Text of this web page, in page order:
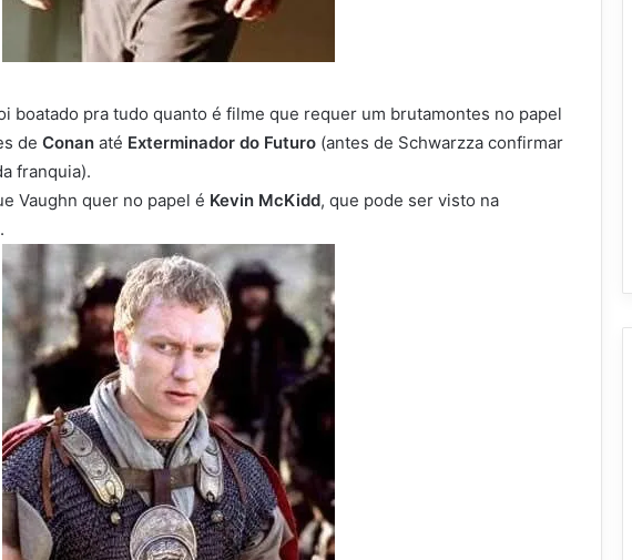
boatado pra tudo quanto é filme que requer um brutamontes no papel
de Conan até Exterminador do Futuro (antes de Schwarzza confirmar
franquia).
Vaughn quer no papel é Kevin McKidd, que pode ser visto na